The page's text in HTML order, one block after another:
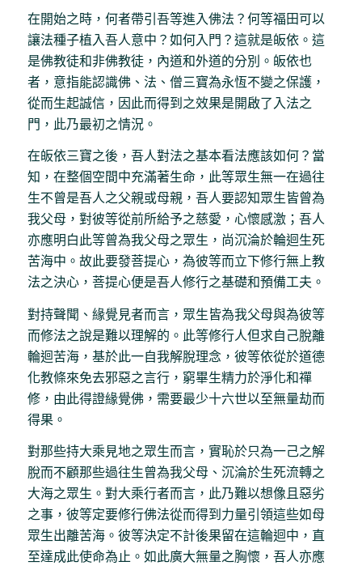
在開始之時，何者帶引吾等進入佛法？何等福田可以
讓法種子植入吾人意中？如何入門？這就是皈依。這
是佛教徒和非佛教徒，內道和外道的分別。皈依也
者，意指能認識佛、法、僧三寶為永恆不變之保護，
從而生起誠信，因此而得到之效果是開啟了入法之
門，此乃最初之情況。
在皈依三寶之後，吾人對法之基本看法應該如何？當
知，在整個空間中充滿著生命，此等眾生無一在過往
生不曾是吾人之父親或母親，吾人要認知眾生皆曾為
我父母，對彼等從前所給予之慈愛，心懷感激；吾人
亦應明白此等曾為我父母之眾生，尚沉淪於輪迴生死
苦海中。故此要發菩提心，為彼等而立下修行無上教
法之決心，菩提心便是吾人修行之基礎和預備工夫。
對持聲聞、緣覺見者而言，眾生皆為我父母與為彼等
而修法之說是難以理解的。此等修行人但求自己脫離
輪迴苦海，基於此一自我解脫理念，彼等依從於道德
化教條來免去邪惡之言行，窮畢生精力於淨化和禪
修，由此得證緣覺佛，需要最少十六世以至無量劫而
得果。
對那些持大乘見地之眾生而言，實恥於只為一己之解
脫而不顧那些過往生曾為我父母、沉淪於生死流轉之
大海之眾生。對大乘行者而言，此乃難以想像且惡劣
之事，彼等定要修行佛法從而得到力量引領這些如母
眾生出離苦海。彼等決定不計後果留在這輪迴中，直
至達成此使命為止。如此廣大無量之胸懷，吾人亦應